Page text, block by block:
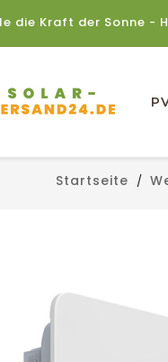
die Kraft der Sonne -
Startseite